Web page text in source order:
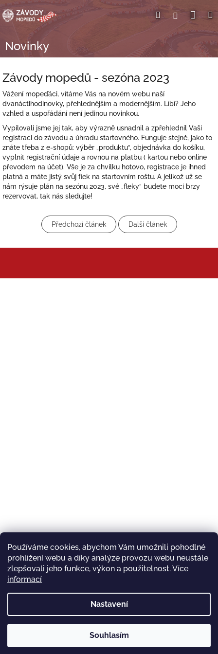
Používáme cookies, abychom Vám umožnili pohodlné
prohlížení webu a díky analýze provozu webu neustále
zlepšovali jeho funkce, výkon a použitelnost.Více
informací
Nastavení
Souhlasím
na
obsah
HledatPřihlášení
Novinky
Závody mopedů - sezóna 2023
Vážení mopeďáci, vítáme Vás na novém webu naší
dvanáctihodinovky, přehlednějším a modernějším. Líbí? Jeho
vzhled a uspořádání není jedinou novinkou.
Vypilovali jsme jej tak, aby výrazně usnadnil a zpřehlednil Vaši
registraci do závodu a úhradu startovného. Funguje stejně, jako to
znáte třeba z e-shopů: výběr „produktu“, objednávka do košíku,
vyplnit registrační údaje a rovnou na platbu ( kartou nebo online
převodem na účet). Vše je za chvilku hotovo, registrace je ihned
platná a máte jistý svůj flek na startovním roštu. A jelikož už se
nám rýsuje plán na sezónu 2023, své „fleky“ budete moci brzy
rezervovat, tak nás sledujte!
Předchozí článek Další článek
Copyright 2026Závody mopedů